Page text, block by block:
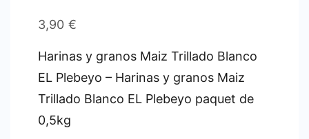
3,90 €
Harinas y granos Maiz Trillado Blanco
EL Plebeyo – Harinas y granos Maiz
Trillado Blanco EL Plebeyo paquet de
0,5kg